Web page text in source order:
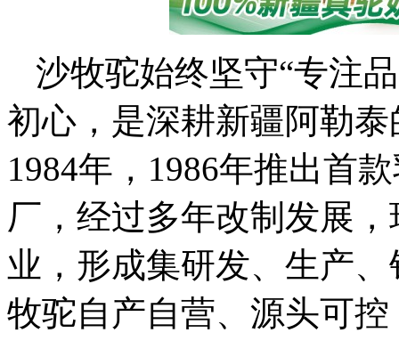
沙牧驼始终坚守“专注
初心，是深耕新疆阿勒
1984年，1986年推出首
厂，经过多年改制发展
业，形成集研发、生产
牧驼自产自营、源头可